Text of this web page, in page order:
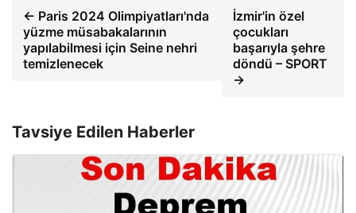
← Paris 2024 Olimpiyatları'nda
yüzme müsabakalarının
yapılabilmesi için Seine nehri
temizlenecek
İzmir'in özel
çocukları
başarıyla şehre
döndü – SPORT
→
Tavsiye Edilen Haberler